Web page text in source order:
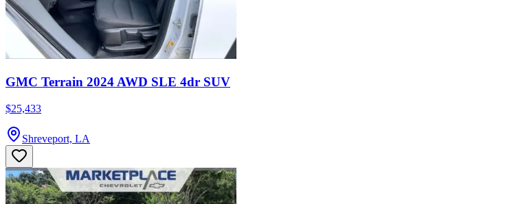
GMC Terrain 2024 AWD SLE 4dr SUV
$25,433
Shreveport, LA